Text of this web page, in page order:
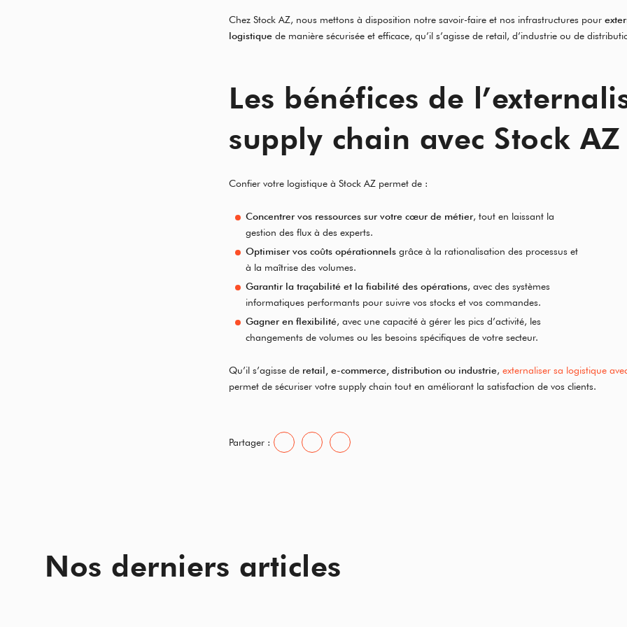
Chez Stock AZ, nous mettons à disposition notre savoir-faire et nos infrastructures pour
logistique de manière sécurisée et efficace, qu’il s’agisse de retail, d’industrie ou de
Les bénéfices de
supply chain avec Stock AZ
Confier votre logistique à Stock AZ permet de :
Concentrer vos ressources sur votre cœur de métier, tout en laissant la
gestion des flux à des experts.
Optimiser vos coûts opérationnels grâce à la rationalisation des processus et
à la maîtrise des volumes.
Garantir la traçabilité et la fiabilité des opérations, avec des systèmes
informatiques performants pour suivre vos stocks et vos commandes.
Gagner en flexibilité, avec une capacité à gérer les pics d’activité, les
changements de volumes ou les besoins spécifiques de votre secteur.
Qu’il s’agisse de retail, e-commerce, distribution ou industrie, externaliser sa logistique
permet de sécuriser votre supply chain tout en améliorant la satisfaction de vos clients.
Partager :
Nos derniers articles